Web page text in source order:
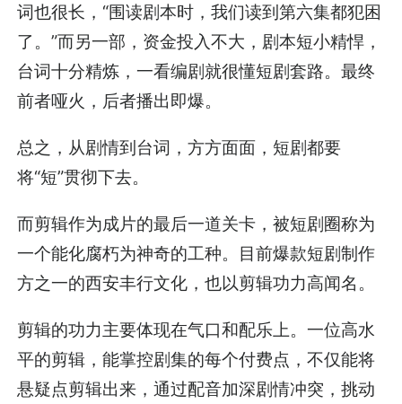
词也很长，“围读剧本时，我们读到第六集都犯困
了。”而另一部，资金投入不大，剧本短小精悍，
台词十分精炼，一看编剧就很懂短剧套路。最终
前者哑火，后者播出即爆。
总之，从剧情到台词，方方面面，短剧都要
将“短”贯彻下去。
而剪辑作为成片的最后一道关卡，被短剧圈称为
一个能化腐朽为神奇的工种。目前爆款短剧制作
方之一的西安丰行文化，也以剪辑功力高闻名。
剪辑的功力主要体现在气口和配乐上。一位高水
平的剪辑，能掌控剧集的每个付费点，不仅能将
悬疑点剪辑出来，通过配音加深剧情冲突，挑动